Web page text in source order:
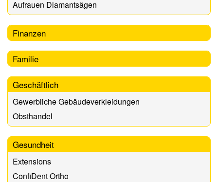
Aufrauen Diamantsägen
Finanzen
Familie
Geschäftlich
Gewerbliche Gebäudeverkleidungen
Obsthandel
Gesundheit
Extensions
ConfiDent Ortho